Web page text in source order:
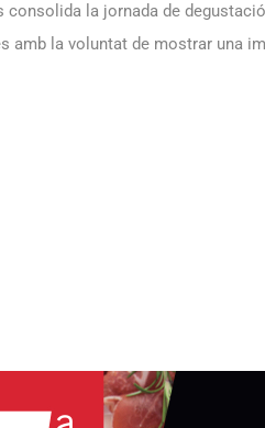
consolida la jornada de
amb la voluntat de mostrar una